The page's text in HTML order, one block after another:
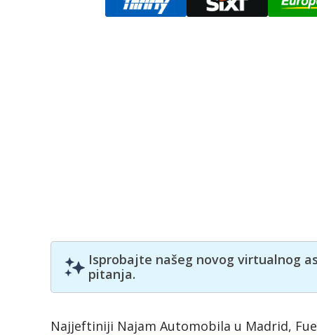
Isprobajte našeg novog virtualnog
pitanja.
Najjeftiniji Najam Automobila u Madrid,